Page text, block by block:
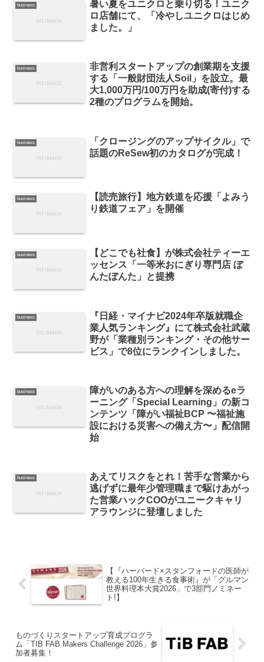
business
暑い夏をユニクロと乗り切る！ユニク
ロ店舗にて、「冷やしユニクロはじめ
ました。」
business
非営利スタートアップの創業期を支援
する「一般財団法人Soil」を設立。最
大1,000万円/100万円を助成(寄付)する
2種のプログラムを開始。
business
「クロージングのアップサイクル」で
話題のReSew初のカタログが完成！
business
【読売旅行】地方鉄道を応援「よみう
り鉄道フェア」を開催
business
【どこでも社⾷】が株式会社ティーエ
ッセンス「一等米おにぎり専門店 ぼ
んたぼんた」と提携
business
『日経・マイナビ2024年卒版就職企
業人気ランキング』にて株式会社武蔵
野が「業種別ランキング・その他サー
ビス」で8位にランクインしました。
business
障がいのある方への理解を深めるeラ
ーニング「Special Learning」の新コ
ンテンツ「障がい福祉BCP 〜福祉施
設における災害への備え方〜」配信開
始
business
あえてリスクをとれ！苦手な営業から
逃げずに最年少管理職まで駆けあがっ
た営業ハックCOOがユニークキャリ
アラウンジに登壇しました
【『ハーバード×スタンフォードの医師が
教える100年生きる食事術』が「グルマン
世界料理本大賞2026」で3部門ノミネー
ト!】
ものづくりスタートアップ育成プログラ
ム「TIB FAB Makers Challenge 2026」参
加者募集！